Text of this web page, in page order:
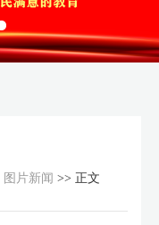
图片新闻 >> 正文